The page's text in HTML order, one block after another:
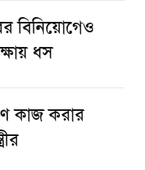
বিনিয়োগেও
ধস
কাজ করার